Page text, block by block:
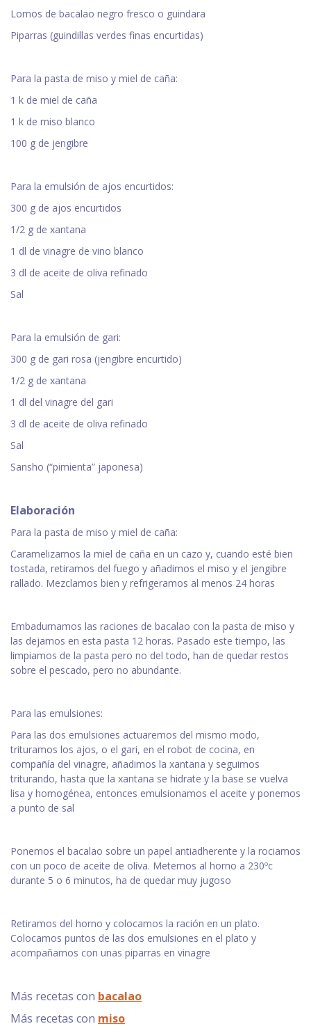
Lomos de bacalao negro fresco o guindara
Piparras (guindillas verdes finas encurtidas)
Para la pasta de miso y miel de caña:
1 k de miel de caña
1 k de miso blanco
100 g de jengibre
Para la emulsión de ajos encurtidos:
300 g de ajos encurtidos
1/2 g de xantana
1 dl de vinagre de vino blanco
3 dl de aceite de oliva refinado
Sal
Para la emulsión de gari:
300 g de gari rosa (jengibre encurtido)
1/2 g de xantana
1 dl del vinagre del gari
3 dl de aceite de oliva refinado
Sal
Sansho (“pimienta” japonesa)
Elaboración
Para la pasta de miso y miel de caña:
Caramelizamos la miel de caña en un cazo y, cuando esté bien
tostada, retiramos del fuego y añadimos el miso y el jengibre
rallado. Mezclamos bien y refrigeramos al menos 24 horas
Embadurnamos las raciones de bacalao con la pasta de miso y
las dejamos en esta pasta 12 horas. Pasado este tiempo, las
limpiamos de la pasta pero no del todo, han de quedar restos
sobre el pescado, pero no abundante.
Para las emulsiones:
Para las dos emulsiones actuaremos del mismo modo,
trituramos los ajos, o el gari, en el robot de cocina, en
compañía del vinagre, añadimos la xantana y seguimos
triturando, hasta que la xantana se hidrate y la base se vuelva
lisa y homogénea, entonces emulsionamos el aceite y ponemos
a punto de sal
Ponemos el bacalao sobre un papel antiadherente y la rociamos
con un poco de aceite de oliva. Metemos al horno a 230ºc
durante 5 o 6 minutos, ha de quedar muy jugoso
Retiramos del horno y colocamos la ración en un plato.
Colocamos puntos de las dos emulsiones en el plato y
acompañamos con unas piparras en vinagre
Más recetas con bacalao
Más recetas con miso